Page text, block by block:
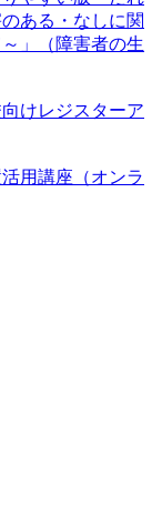
ある・なしに関
」（障害者の生
向けレジスターア
用講座（オンラ